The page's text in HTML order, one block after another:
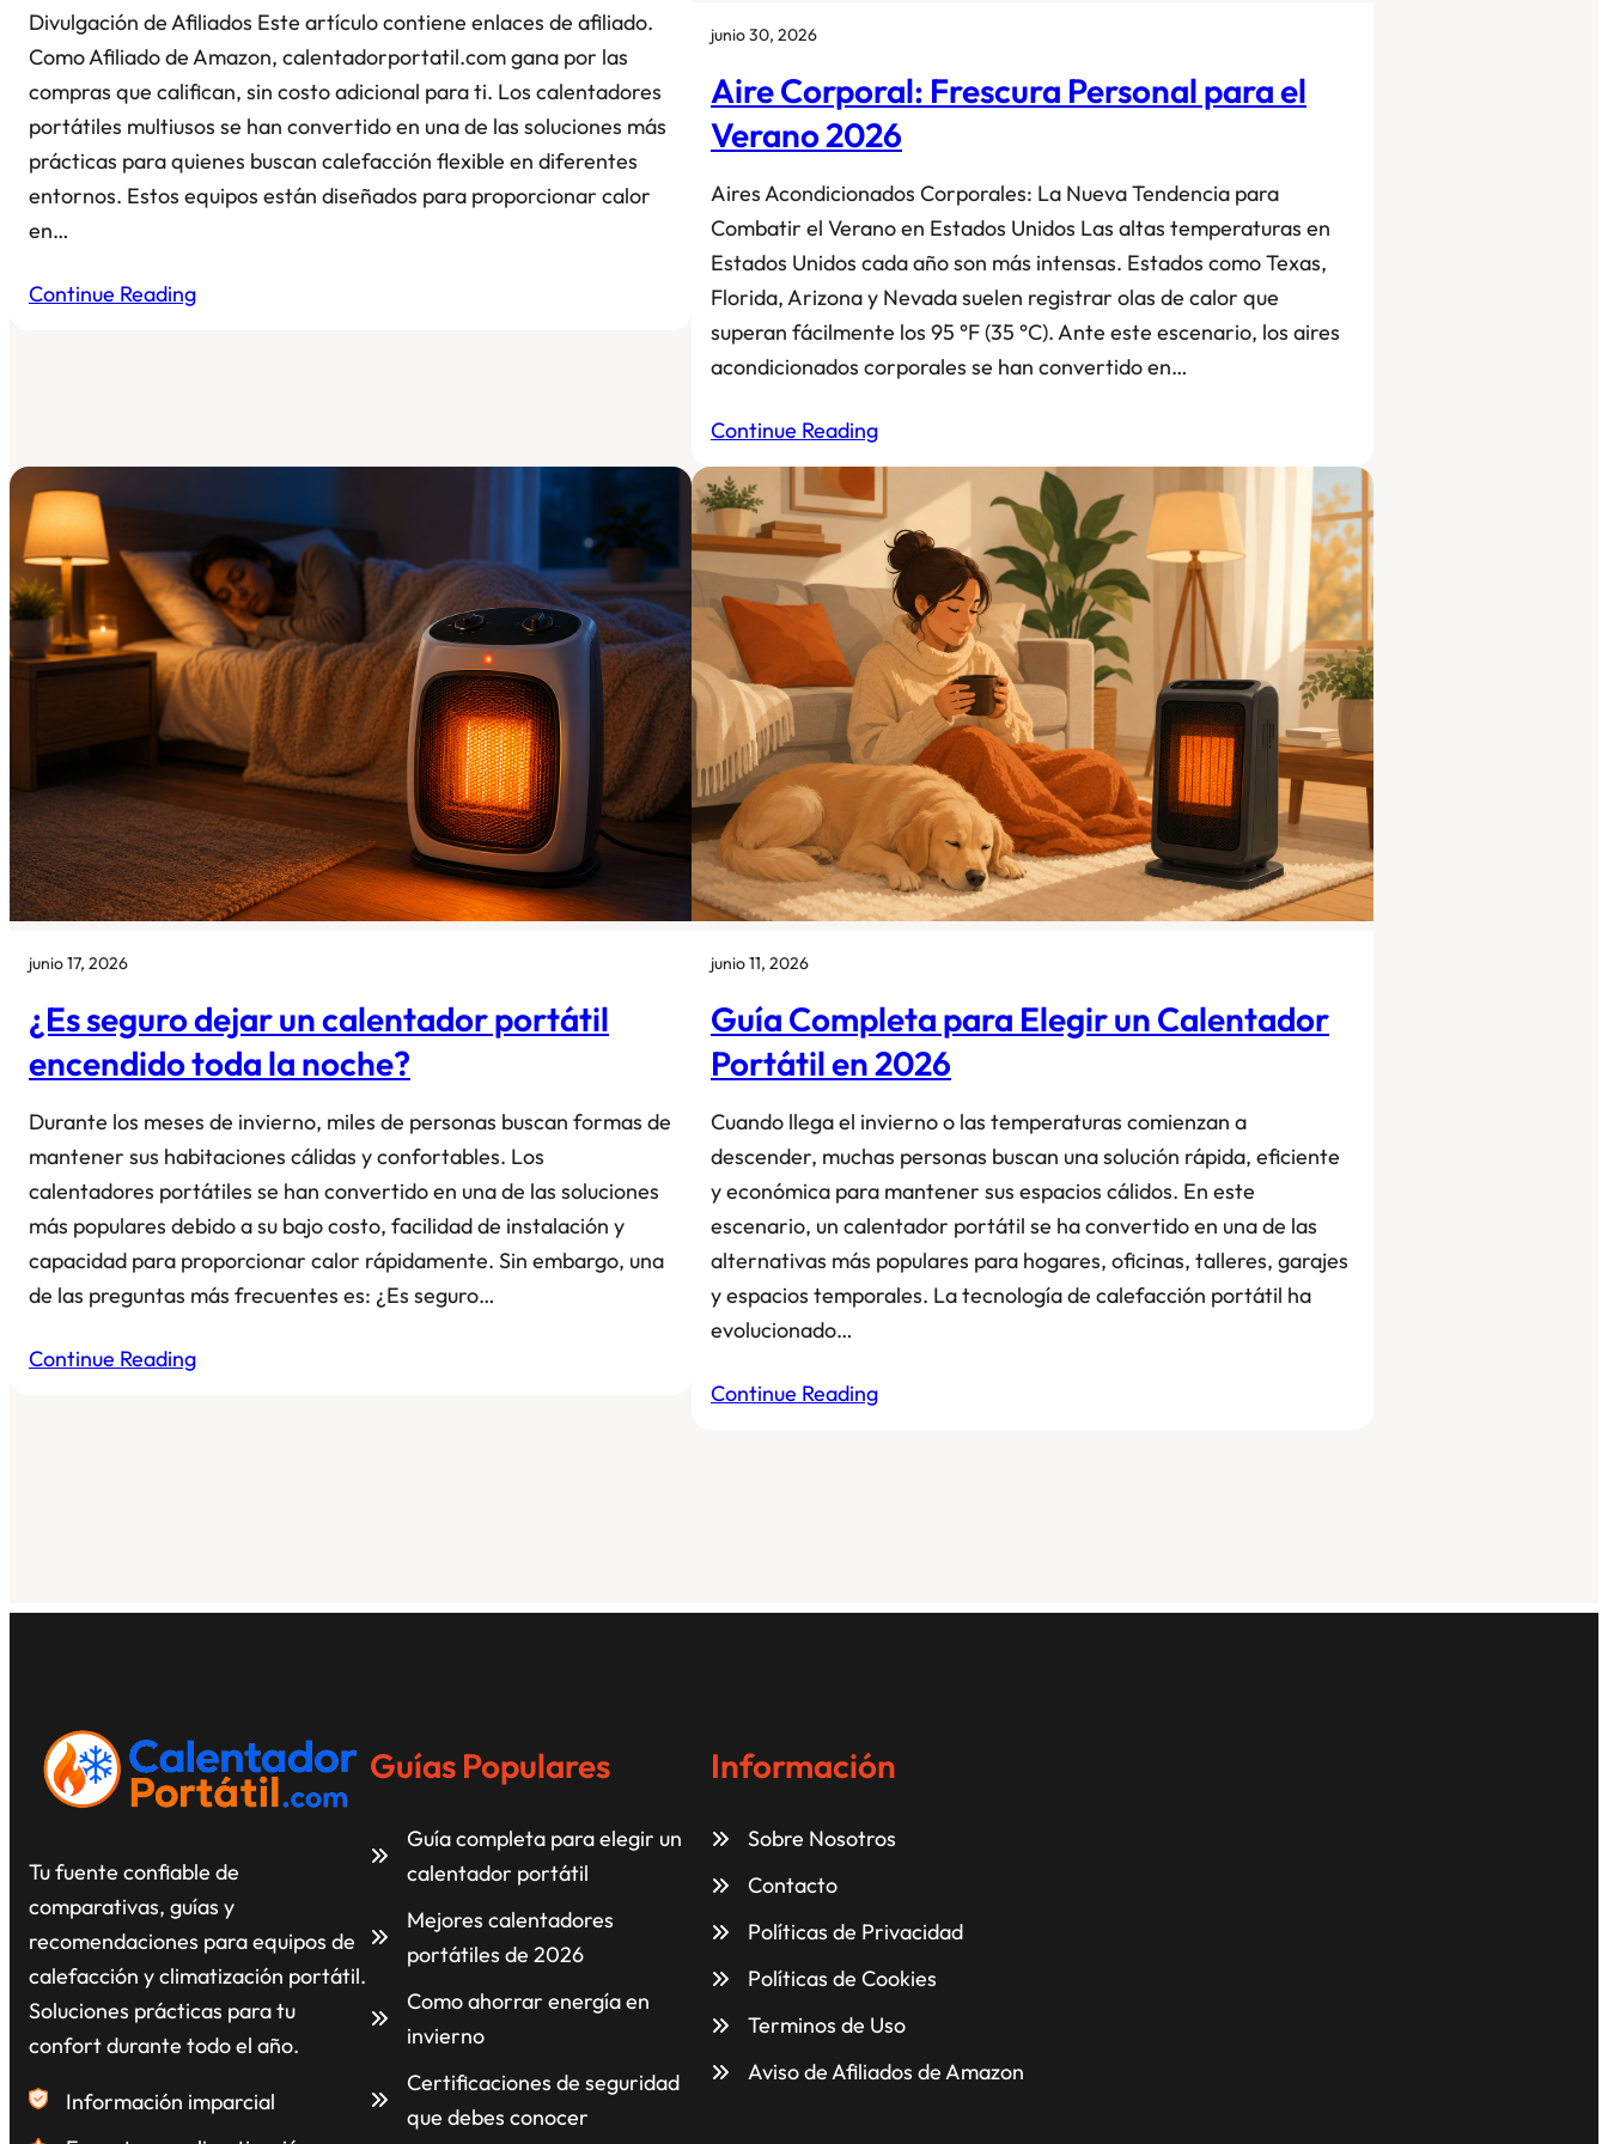
Divulgación de Afiliados Este artículo contiene enlaces de afiliado.
Como Afiliado de Amazon, calentadorportatil.com gana por las
compras que califican, sin costo adicional para ti. Los calentadores
portátiles multiusos se han convertido en una de las soluciones más
prácticas para quienes buscan calefacción flexible en diferentes
entornos. Estos equipos están diseñados para proporcionar calor
en…
Continue Reading
junio 30, 2026
Aire Corporal: Frescura Personal para el
Verano 2026
Aires Acondicionados Corporales: La Nueva Tendencia para
Combatir el Verano en Estados Unidos Las altas temperaturas en
Estados Unidos cada año son más intensas. Estados como Texas,
Florida, Arizona y Nevada suelen registrar olas de calor que
superan fácilmente los 95 °F (35 °C). Ante este escenario, los aires
acondicionados corporales se han convertido en…
Continue Reading
junio 17, 2026
¿Es seguro dejar un calentador portátil
encendido toda la noche?
Durante los meses de invierno, miles de personas buscan formas de
mantener sus habitaciones cálidas y confortables. Los
calentadores portátiles se han convertido en una de las soluciones
más populares debido a su bajo costo, facilidad de instalación y
capacidad para proporcionar calor rápidamente. Sin embargo, una
de las preguntas más frecuentes es: ¿Es seguro…
Continue Reading
junio 11, 2026
Guía Completa para Elegir un Calentador
Portátil en 2026
Cuando llega el invierno o las temperaturas comienzan a
descender, muchas personas buscan una solución rápida, eficiente
y económica para mantener sus espacios cálidos. En este
escenario, un calentador portátil se ha convertido en una de las
alternativas más populares para hogares, oficinas, talleres, garajes
y espacios temporales. La tecnología de calefacción portátil ha
evolucionado…
Continue Reading
Tu fuente confiable de
comparativas, guías y
recomendaciones para equipos de
calefacción y climatización portátil.
Soluciones prácticas para tu
confort durante todo el año.
Información imparcial
Guías Populares
Guía completa para elegir un
calentador portátil
Mejores calentadores
portátiles de 2026
Como ahorrar energía en
invierno
Certificaciones de seguridad
que debes conocer
Información
Sobre Nosotros
Contacto
Políticas de Privacidad
Políticas de Cookies
Terminos de Uso
Aviso de Afiliados de Amazon